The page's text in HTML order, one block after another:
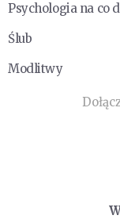
Psychologia na co
Ślub
Modlitwy